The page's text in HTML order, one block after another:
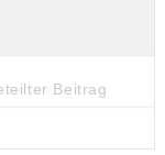
Beitrag